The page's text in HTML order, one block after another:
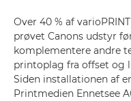
Over 40 % af
prøvet Canons udstyr
komplementere andre
printoplag fra offset og
Siden installationen af
Printmedien Ennetsee